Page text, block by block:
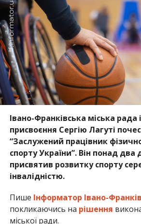
Івано-Франківська міська рада
присвоєння Сергію Лагуті
“Заслужений працівник
спорту України”. Він понад два
присвятив розвитку спорту
інвалідністю.
Пише Інформатор Івано-
покликаючись на рішення
міської ради.